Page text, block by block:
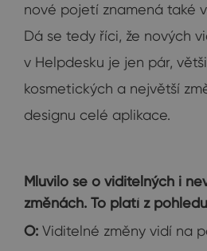
nové pojetí znamená také
Dá se tedy říci, že nových
v Helpdesku je jen pár,
kosmetických a největší
designu celé aplikace.
Mluvilo se o viditelných i
změnách. To platí z
O: Viditelné změny vidí na